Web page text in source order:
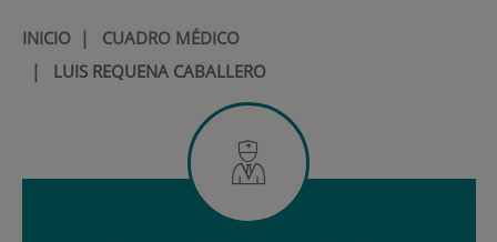
INICIO| CUADRO MÉDICO
| LUIS REQUENA CABALLERO